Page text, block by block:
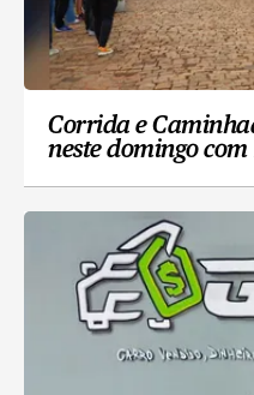
Corrida e
neste domingo